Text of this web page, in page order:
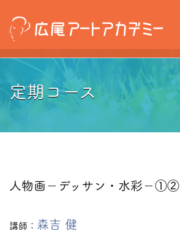
定期コース
人物画－デッサン・水彩－①②
講師： 森吉 健